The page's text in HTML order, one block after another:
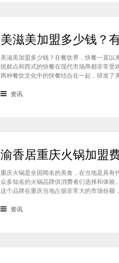
美滋美加盟多少钱？在餐饮界，快餐一直以
统糕点和西式的快餐在现代市场商都非常受
两种餐饮文化中的快餐结合在一起，研发了
盟多少钱？这个品牌是进来十分火爆的一个
资讯
重庆火锅是全国闻名的美食，在当地是具有
众多知名的火锅品牌供消费者们选择和体验
这个品牌在重庆当地占据非常大的市场份额
的，渝香居重庆火锅加盟成为了大家心中非
资讯